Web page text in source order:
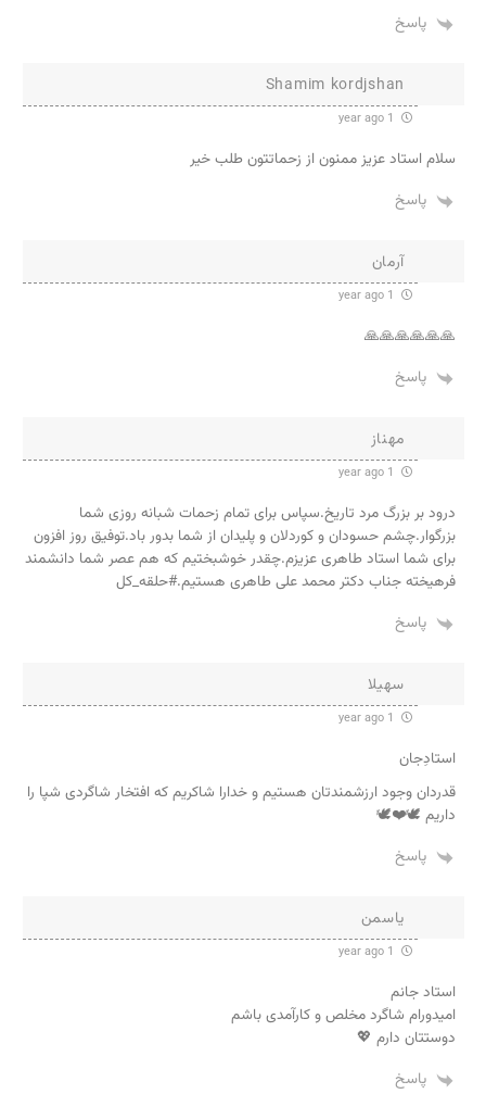
پاسخ
Shamim kordjshan
سلام استاد عزیز ممنون از زحماتتون طلب خیر
پاسخ
آرمان
🙏🙏🙏🙏🙏🙏
پاسخ
مهناز
درود بر بزرگ مرد تاریخ.سپاس برای تمام زحمات شبانه روزی شما
بزرگوار.چشم حسودان و کوردلان و پلیدان از شما بدور باد.توفیق روز افزون
برای شما استاد طاهری عزیزم.چقدر خوشبختیم که هم عصر شما دانشمند
فرهیخته جناب دکتر محمد علی طاهری هستیم.#حلقه_کل
پاسخ
سهیلا
استادِجان
قدردان وجود ارزشمندتان هستیم و خدارا شاکریم که افتخار شاگردی شپا را
داریم 🕊❤️🕊
پاسخ
یاسمن
استاد جانم
امیدورام شاگرد مخلص و کارآمدی باشم
دوستتان دارم 💖
پاسخ